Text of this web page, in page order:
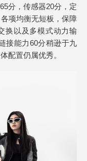
分，传感器20分，定
项均衡无短板，保障
换以及多模式动力输
接能力60分稍逊于九
配置仍属优秀。